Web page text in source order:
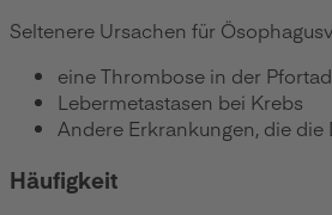
Seltenere Ursachen für
eine Thrombose in der
Lebermetastasen bei Krebs
Andere Erkrankungen, die
Häufigkeit